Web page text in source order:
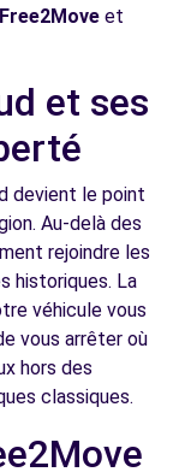
6.2
km
et
et ses
devient le point
Au-delà des
rejoindre les
historiques. La
véhicule vous
vous arrêter où
hors des
classiques.